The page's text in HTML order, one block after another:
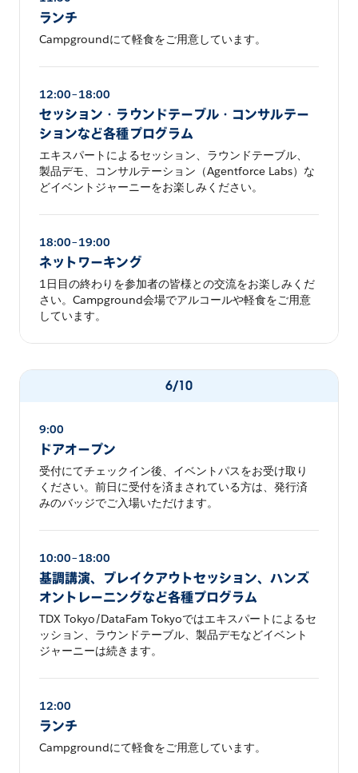
ランチ
Campgroundにて軽食をご用意しています。
12:00–18:00
セッション・ラウンドテーブル・コンサルテー
ションなど各種プログラム
エキスパートによるセッション、ラウンドテーブル、
製品デモ、コンサルテーション（Agentforce Labs）な
どイベントジャーニーをお楽しみください。
18:00–19:00
ネットワーキング
1日目の終わりを参加者の皆様との交流をお楽しみくだ
さい。Campground会場でアルコールや軽食をご用意
しています。
6/10
9:00
ドアオープン
受付にてチェックイン後、イベントパスをお受け取り
ください。前日に受付を済まされている方は、発行済
みのバッジでご入場いただけます。
10:00–18:00
基調講演、ブレイクアウトセッション、ハンズ
オントレーニングなど各種プログラム
TDX Tokyo/DataFam Tokyoではエキスパートによるセ
ッション、ラウンドテーブル、製品デモなどイベント
ジャーニーは続きます。
12:00
ランチ
Campgroundにて軽食をご用意しています。